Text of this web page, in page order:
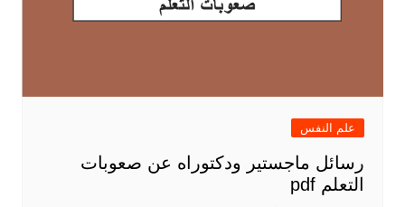
علم النفس
رسائل ماجستير ودكتوراه عن صعوبات
التعلم pdf